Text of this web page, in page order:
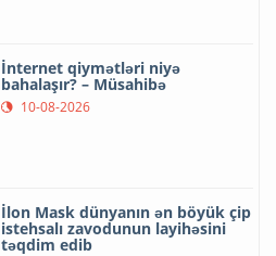
İnternet qiymətləri niyə
bahalaşır? – Müsahibə
10-08-2026
İlon Mask dünyanın ən böyük çip
istehsalı zavodunun layihəsini
təqdim edib